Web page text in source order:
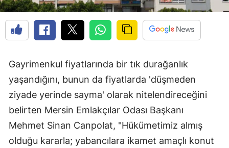
Gayrimenkul fiyatlarında bir tık durağanlık
yaşandığını, bunun da fiyatlarda 'düşmeden
ziyade yerinde sayma' olarak nitelendireceğini
belirten Mersin Emlakçılar Odası Başkanı
Mehmet Sinan Canpolat, "Hükümetimiz almış
olduğu kararla; yabancılara ikamet amaçlı konut